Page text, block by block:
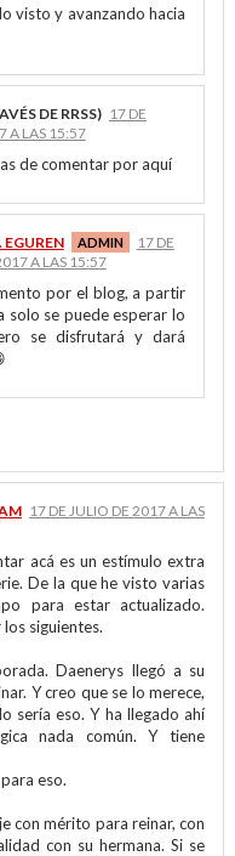
visto y avanzando hacia
DE RRSS) 17 DE
A LAS 15:57
de comentar por aquí
EGUREN
17 DE
A LAS 15:57
por el blog, a partir
solo se puede esperar lo
se disfrutará y dará
17 DE JULIO DE 2017 A LAS
acá es un estímulo extra
De la que he visto varias
para estar actualizado.
siguientes.
Daenerys llegó a su
Y creo que se lo merece,
sería eso. Y ha llegado ahí
nada común. Y tiene
eso.
con mérito para reinar, con
con su hermana. Si se